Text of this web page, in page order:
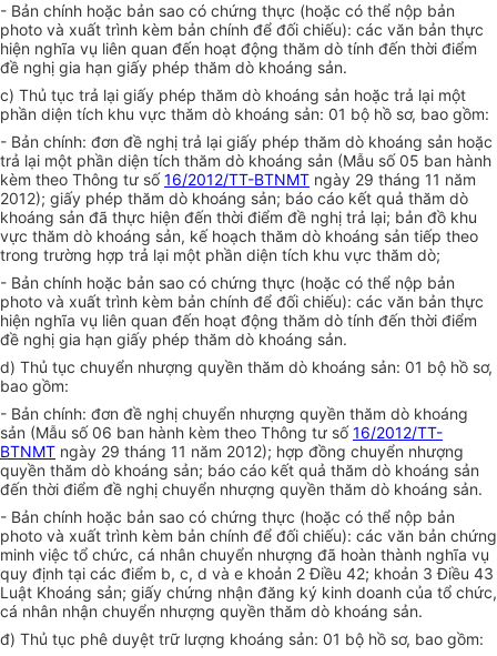
- Bản chính hoặc bản sao có chứng thực (hoặc có thể nộp bản
photo và xuất trình kèm bản chính để đối chiếu): các văn bản thực
hiện nghĩa vụ liên quan đến hoạt động thăm dò tính đến thời điểm
đề nghị gia hạn giấy phép thăm dò khoáng sản.
c) Thủ tục trả lại giấy phép thăm dò khoáng sản hoặc trả lại một
phần diện tích khu vực thăm dò khoáng sản: 01 bộ hồ sơ, bao gồm:
- Bản chính: đơn đề nghị trả lại giấy phép thăm dò khoáng sản hoặc
trả lại một phần diện tích thăm dò khoáng sản (Mẫu số 05 ban hành
kèm theo Thông tư số16/2012/TT-BTNMT ngày 29 tháng 11 năm
2012); giấy phép thăm dò khoáng sản; báo cáo kết quả thăm dò
khoáng sản đã thực hiện đến thời điểm đề nghị trả lại; bản đồ khu
vực thăm dò khoáng sản, kế hoạch thăm dò khoáng sản tiếp theo
trong trường hợp trả lại một phần diện tích khu vực thăm dò;
- Bản chính hoặc bản sao có chứng thực (hoặc có thể nộp bản
photo và xuất trình kèm bản chính để đối chiếu): các văn bản thực
hiện nghĩa vụ liên quan đến hoạt động thăm dò tính đến thời điểm
đề nghị gia hạn giấy phép thăm dò khoáng sản.
d) Thủ tục chuyển nhượng quyền thăm dò khoáng sản: 01 bộ hồ sơ,
bao gồm:
- Bản chính: đơn đề nghị chuyển nhượng quyền thăm dò khoáng
sản (Mẫu số 06 ban hành kèm theo Thông tư số16/2012/TT-
BTNMT ngày 29 tháng 11 năm 2012); hợp đồng chuyển nhượng
quyền thăm dò khoáng sản; báo cáo kết quả thăm dò khoáng sản
đến thời điểm đề nghị chuyển nhượng quyền thăm dò khoáng sản.
- Bản chính hoặc bản sao có chứng thực (hoặc có thể nộp bản
photo và xuất trình kèm bản chính để đối chiếu): các văn bản chứng
minh việc tổ chức, cá nhân chuyển nhượng đã hoàn thành nghĩa vụ
quy định tại các điểm b, c, d và e khoản 2 Điều 42; khoản 3 Điều 43
Luật Khoáng sản; giấy chứng nhận đăng ký kinh doanh của tổ chức,
cá nhân nhận chuyển nhượng quyền thăm dò khoáng sản.
đ) Thủ tục phê duyệt trữ lượng khoáng sản: 01 bộ hồ sơ, bao gồm: